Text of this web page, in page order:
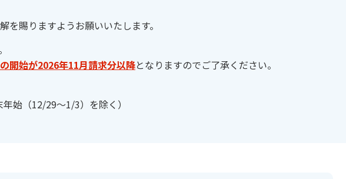
賜りますようお願いいたします。
開始が2026年11月請求分以降となりますのでご了承ください。
始（12/29～1/3）を除く）